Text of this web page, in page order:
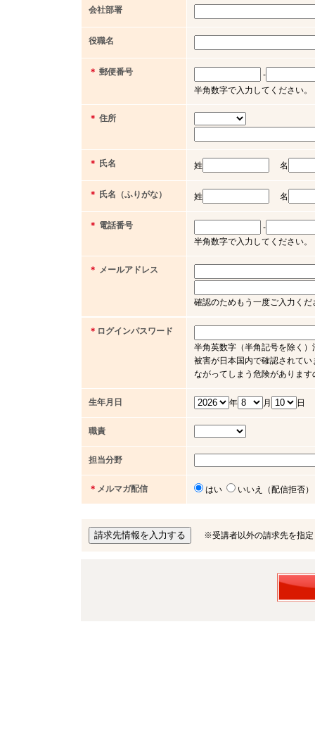
会社部署
役職名
＊ 郵便番号
-
半角数字で入力してください。
＊ 住所
＊ 氏名 姓 名
＊ 氏名（ふりがな） 姓 名
＊ 電話番号
-
半角数字で入力してください
＊ メールアドレス
確認のためもう一度ご入力くだ
＊ ログインパスワード
半角英数字（半角記号を除く
被害が日本国内で確認されて
ながってしまう危険がありま
生年月日 年 月 日
職責
担当分野
＊ メルマガ配信 はい いいえ（配信拒否）
※受講者以外の請求先を指定